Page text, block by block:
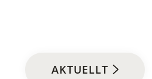
AKTUELLT